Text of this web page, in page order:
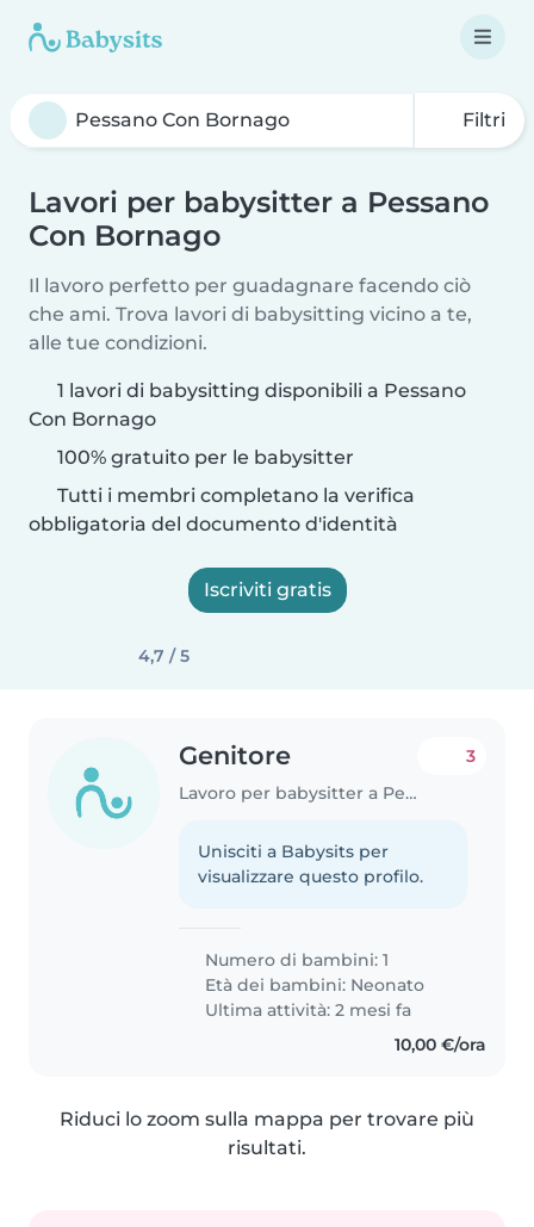
Filtri
Lavori per babysitter a Pessano
Con Bornago
Il lavoro perfetto per guadagnare facendo ciò
che ami. Trova lavori di babysitting vicino a te,
alle tue condizioni.
1 lavori di babysitting disponibili a Pessano
Con Bornago
100% gratuito per le babysitter
Tutti i membri completano la verifica
obbligatoria del documento d'identità
Iscriviti gratis
4,7 / 5
Genitore
Lavoro per babysitter a Pessano Con Bornago
3
Unisciti a Babysits per
visualizzare questo profilo.
Numero di bambini: 1
Età dei bambini: Neonato
Ultima attività: 2 mesi fa
10,00 €/ora
Riduci lo zoom sulla mappa per trovare più
risultati.